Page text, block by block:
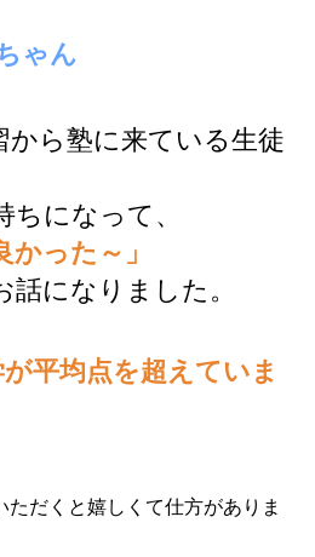
ゃん
から塾に来ている生徒
になって、
かった～」
話になりました。
平均点を超えていま
だくと嬉しくて仕方がありま